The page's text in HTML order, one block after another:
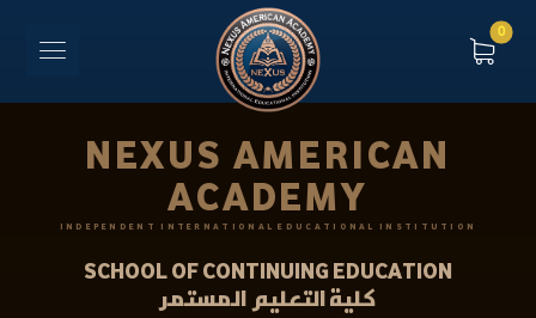
NEXUS AMERICAN
ACADEMY
INDEPENDENT INTERNATIONAL EDUCATIONAL INSTITUTION
SCHOOL OF CONTINUING EDUCATION
كلية التعليم المستمر